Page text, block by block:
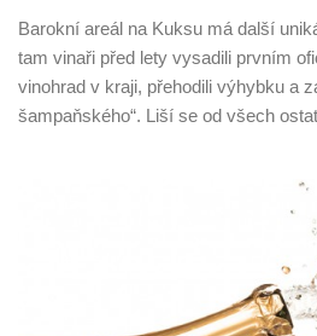
Barokní areál na Kuksu má další
tam vinaři před lety vysadili prvním
vinohrad v kraji, přehodili výhybku a
šampaňského“. Liší se od všech